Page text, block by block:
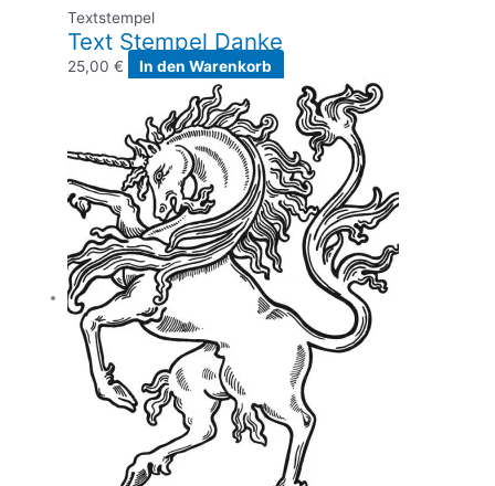
Textstempel
Text Stempel Danke
25,00€ In den Warenkorb